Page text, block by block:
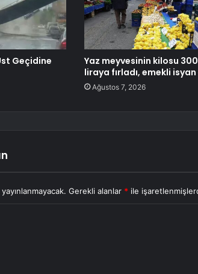
Geçidine
Yaz meyvesinin kilosu 300
liraya fırladı, emekli
Ağustos 7, 2026
Gerekli alanlar * ile